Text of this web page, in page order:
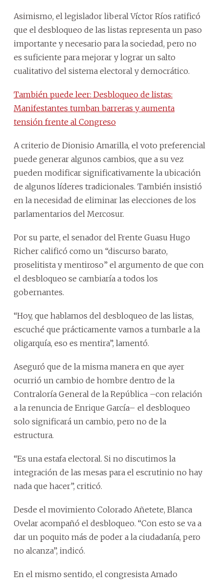
Asimismo, el legislador liberal Víctor Ríos ratificó
que el desbloqueo de las listas representa un paso
importante y necesario para la sociedad, pero no
es suficiente para mejorar y lograr un salto
cualitativo del sistema electoral y democrático.
También puede leer: Desbloqueo de listas:
Manifestantes tumban barreras y aumenta
tensión frente al Congreso
A criterio de Dionisio Amarilla, el voto preferencial
puede generar algunos cambios, que a su vez
pueden modificar significativamente la ubicación
de algunos líderes tradicionales. También insistió
en la necesidad de eliminar las elecciones de los
parlamentarios del Mercosur.
Por su parte, el senador del Frente Guasu Hugo
Richer calificó como un “discurso barato,
proselitista y mentiroso” el argumento de que con
el desbloqueo se cambiaría a todos los
gobernantes.
“Hoy, que hablamos del desbloqueo de las listas,
escuché que prácticamente vamos a tumbarle a la
oligarquía, eso es mentira”, lamentó.
Aseguró que de la misma manera en que ayer
ocurrió un cambio de hombre dentro de la
Contraloría General de la República –con relación
a la renuncia de Enrique García– el desbloqueo
solo significará un cambio, pero no de la
estructura.
“Es una estafa electoral. Si no discutimos la
integración de las mesas para el escrutinio no hay
nada que hacer”, criticó.
Desde el movimiento Colorado Añetete, Blanca
Ovelar acompañó el desbloqueo. “Con esto se va a
dar un poquito más de poder a la ciudadanía, pero
no alcanza”, indicó.
En el mismo sentido, el congresista Amado